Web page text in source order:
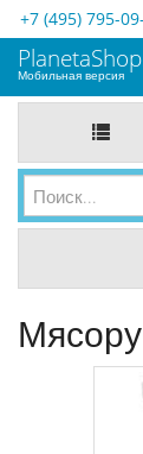
+7 (495) 795-
Мобильная версия